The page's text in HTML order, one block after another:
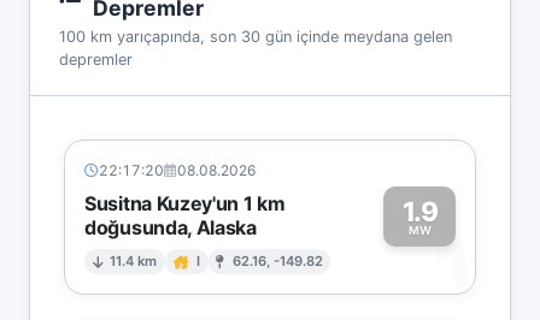
Depremler
100 km yarıçapında, son 30 gün içinde meydana gelen
depremler
22:17:20 08.08.2026
Susitna Kuzey'un 1 km
doğusunda, Alaska
11.4 km I 62.16, -149.82
1.9
MW1